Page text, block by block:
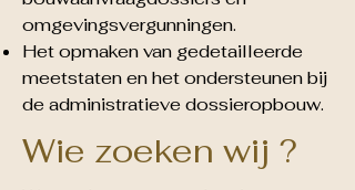
omgevingsvergunningen.
Het opmaken van gedetailleerde
meetstaten en het ondersteunen bij
de administratieve dossieropbouw.
Wie zoeken wij ?